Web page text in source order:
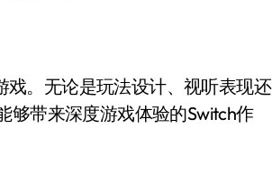
戏。无论是玩法设计、视听表现还
够带来深度游戏体验的Switch作